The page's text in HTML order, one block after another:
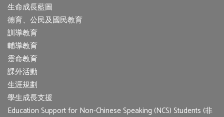
生命成長藍圖
德育、公民及國民教育
訓導教育
輔導教育
靈命教育
課外活動
生涯規劃
學生成長支援
Education Support for Non-Chinese Speaking (NCS) Students (非